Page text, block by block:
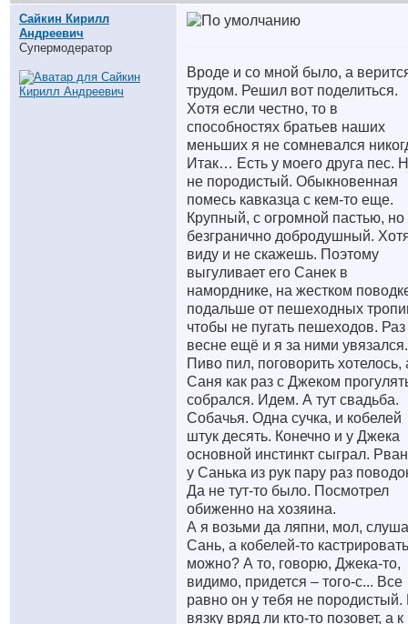
Сайкин Кирилл
Андреевич
Супермодератор
Вроде и со мной было, а
трудом. Решил вот поделиться.
Хотя если честно, то в
способностях братьев наших
меньших я не сомневался
Итак… Есть у моего друга пес.
не породистый. Обыкновенная
помесь кавказца с кем-то еще.
Крупный, с огромной пастью, но
безгранично добродушный.
виду и не скажешь. Поэтому
выгуливает его Санек в
наморднике, на жестком
подальше от пешеходных
чтобы не пугать пешеходов.
весне ещё и я за ними увязался.
Пиво пил, поговорить хотелось,
Саня как раз с Джеком
собрался. Идем. А тут свадьба.
Собачья. Одна сучка, и кобелей
штук десять. Конечно и у Джека
основной инстинкт сыграл.
у Санька из рук пару раз
Да не тут-то было. Посмотрел
обиженно на хозяина.
А я возьми да ляпни, мол,
Сань, а кобелей-то кастрировать
можно? А то, говорю, Джека-то,
видимо, придется – того-с... Все
равно он у тебя не породистый.
вязку вряд ли кто-то позовет, а к